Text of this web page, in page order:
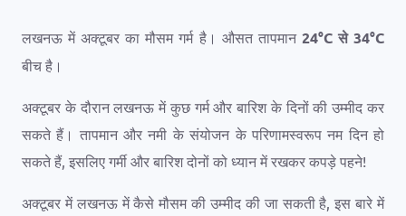
लखनऊ में अक्टूबर का मौसम गर्म है। औसत तापमान 24°Cसे34°C
बीच है।
अक्टूबर के दौरान लखनऊ में कुछ गर्म और बारिश के दिनों की उम्मीद कर
सकते हैं। तापमान और नमी के संयोजन के परिणामस्वरूप नम दिन हो
सकते हैं, इसलिए गर्मी और बारिश दोनों को ध्यान में रखकर कपड़े पहने!
अक्टूबर में लखनऊ में कैसे मौसम की उम्मीद की जा सकती है, इस बारे में